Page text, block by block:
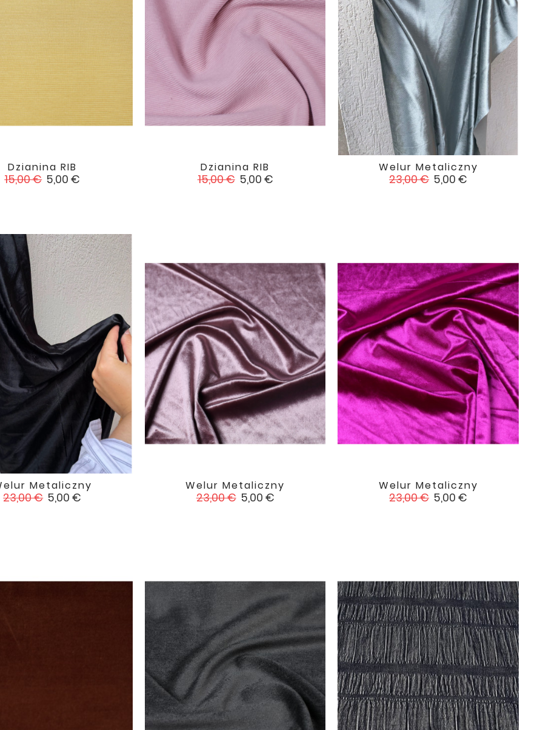
Dzianina RIB
Cena
15,00 € Cena
5,00 €
 Dzianina RIB
Cena
15,00 € Cena
5,00 €
 Welur Metaliczny
Cena
23,00 € Cena
5,00 €
 favorite
Metaliczny
Cena
23,00 € Cena
5,00 €
 favorite
Welur Metaliczny
Cena
23,00 € Cena
5,00 €
 favorite
Welur Metaliczny
Cena
23,00 € Cena
5,00 €
 favorite